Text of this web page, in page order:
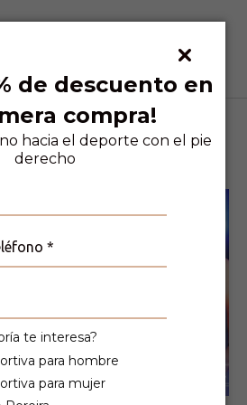
de descuento en
compra!
hacia el deporte con el pie
derecho
te interesa?
para hombre
para mujer
nuestro
aquí